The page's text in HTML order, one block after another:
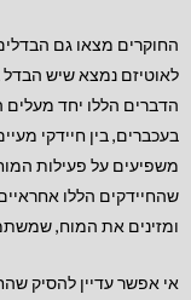
לאוטיזם נמצא שיש הבדל
הדברים הללו יחד מעלים
בעכברים, בין חיידקי
משפיעים על פעילות
שהחיידקים הללו
ומזינים את המוח,
אי אפשר עדיין להסיק